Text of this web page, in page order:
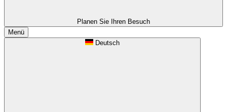
Planen Sie Ihren Besuch
Menü
Deutsch